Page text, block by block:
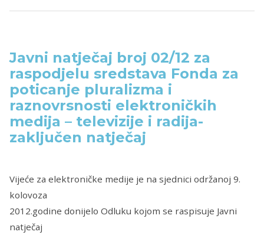
Javni natječaj broj 02/12 za
raspodjelu sredstava Fonda za
poticanje pluralizma i
raznovrsnosti elektroničkih
medija – televizije i radija-
zaključen natječaj
Vijeće za elektroničke medije je na sjednici održanoj 9.
kolovoza
2012.godine donijelo Odluku kojom se raspisuje Javni
natječaj